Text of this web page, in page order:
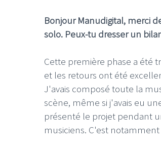
Bonjour Manudigital, merci
solo. Peux-tu dresser un
Cette première phase a été
et les retours ont été
J'avais composé toute la
scène, même si j'avais eu
présenté le projet pendant
musiciens. C'est